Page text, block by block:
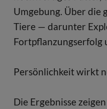
Umgebung. Über die
Tiere — darunter
Fortpflanzungserfolg
Persönlichkeit wirkt
Die Ergebnisse